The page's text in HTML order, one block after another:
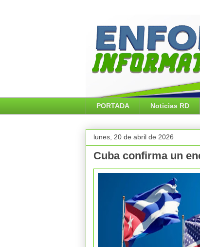
PORTADA Noticias RD
lunes, 20 de abril de 2026
Cuba confirma un